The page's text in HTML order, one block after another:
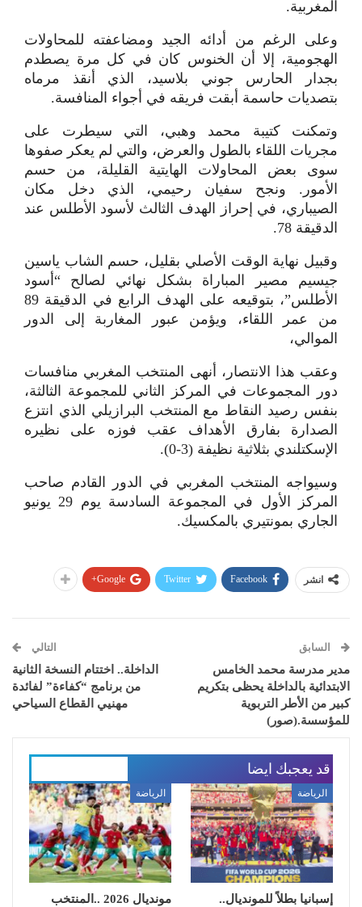
المغربية.
وعلى الرغم من أدائه الجيد ومضاعفته للمحاولات
الهجومية، إلا أن الخنوس كان في كل مرة يصطدم
بجدار الحارس جوني بلاسيد، الذي أنقذ مرماه
بتصديات حاسمة أبقت فريقه في أجواء المنافسة.
وتمكنت كتيبة محمد وهبي، التي سيطرت على
مجريات اللقاء بالطول والعرض، والتي لم يعكر صفوها
سوى بعض المحاولات الهايتية القليلة، من حسم
الأمور. ونجح سفيان رحيمي، الذي دخل مكان
الصيباري، في إحراز الهدف الثالث لأسود الأطلس عند
الدقيقة 78.
وقبيل نهاية الوقت الأصلي بقليل، حسم الشاب ياسين
جيسيم مصير المباراة بشكل نهائي لصالح “أسود
الأطلس”، بتوقيعه على الهدف الرابع في الدقيقة 89
من عمر اللقاء، ويؤمن عبور المغاربة إلى الدور
الموالي،
وعقب هذا الانتصار، أنهى المنتخب المغربي منافسات
دور المجموعات في المركز الثاني للمجموعة الثالثة،
بنفس رصيد النقاط مع المنتخب البرازيلي الذي انتزع
الصدارة بفارق الأهداف عقب فوزه على نظيره
الإسكتلندي بثلاثية نظيفة (3-0).
وسيواجه المنتخب المغربي في الدور القادم صاحب
المركز الأول في المجموعة السادسة يوم 29 يونيو
الجاري بمونتيري بالمكسيك.
انشر Facebook
Twitter
Google+
السابق
مدير مدرسة محمد الخامس
الابتدائية بالداخلة يحظى بتكريم
كبير من الأطر التربوية
للمؤسسة.(صور)
التالي
الداخلة.. اختتام النسخة الثانية
من برنامج “كفاءة” لفائدة
مهنيي القطاع السياحي
قد يعجبك ايضا
الرياضة
إسبانيا بطلاً للمونديال..
الرياضة
مونديال 2026 ..المنتخب